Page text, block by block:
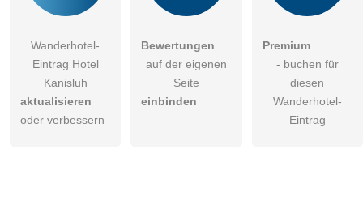
Wanderhotel-
Eintrag Hotel
Kanisluh
aktualisieren
oder verbessern
Bewertungen
auf der eigenen
Seite
einbinden
Premium
- buchen für
diesen
Wanderhotel-
Eintrag